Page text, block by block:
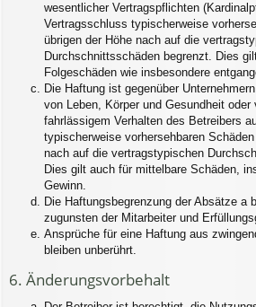
wesentlicher Vertragspflichten
Vertragsschluss typischerweise
übrigen der Höhe nach auf die
Durchschnittsschäden begrenzt. Dies
Folgeschäden wie insbesondere
Die Haftung ist gegenüber
von Leben, Körper und Gesundheit
fahrlässigem Verhalten des Betreibers
typischerweise vorhersehbaren
nach auf die vertragstypischen
Dies gilt auch für mittelbare Schäden,
Gewinn.
Die Haftungsbegrenzung der Absätze a
zugunsten der Mitarbeiter und
Ansprüche für eine Haftung aus
bleiben unberührt.
6. Änderungsvorbehalt